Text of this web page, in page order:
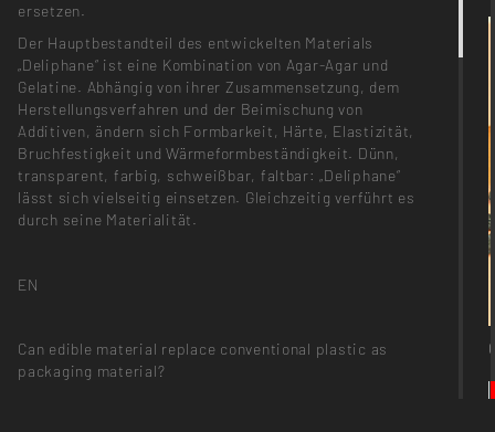
ersetzen.
Der Hauptbestandteil des entwickelten Materials
„Deliphane“ ist eine Kombination von Agar-Agar und
Gelatine. Abhängig von ihrer Zusammensetzung, dem
Herstellungsverfahren und der Beimischung von
Additiven, ändern sich Formbarkeit, Härte, Elastizität,
Bruchfestigkeit und Wärmeformbeständigkeit. Dünn,
transparent, farbig, schweißbar, faltbar: „Deliphane“
lässt sich vielseitig einsetzen. Gleichzeitig verführt es
durch seine Materialität.
EN
Can edible material replace conventional plastic as
packaging material?